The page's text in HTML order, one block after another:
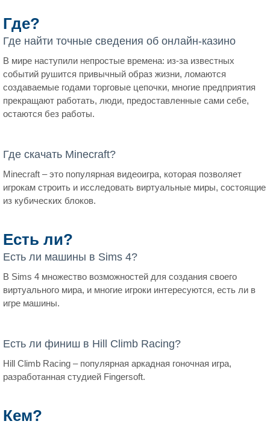
Где?
Где найти точные сведения об онлайн-казино
В мире наступили непростые времена: из-за известных
событий рушится привычный образ жизни, ломаются
создаваемые годами торговые цепочки, многие предприятия
прекращают работать, люди, предоставленные сами себе,
остаются без работы.
Где скачать Minecraft?
Minecraft – это популярная видеоигра, которая позволяет
игрокам строить и исследовать виртуальные миры, состоящие
из кубических блоков.
Есть ли?
Есть ли машины в Sims 4?
В Sims 4 множество возможностей для создания своего
виртуального мира, и многие игроки интересуются, есть ли в
игре машины.
Есть ли финиш в Hill Climb Racing?
Hill Climb Racing – популярная аркадная гоночная игра,
разработанная студией Fingersoft.
Кем?